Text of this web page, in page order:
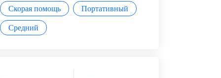
Скорая помощь Портативный
Средний